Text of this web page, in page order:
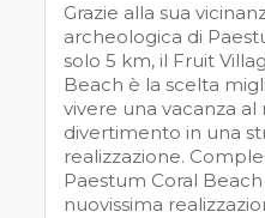
Grazie alla sua
archeologica di
solo 5 km, il Fruit
Beach è la scelta
vivere una vacanza
divertimento in una
realizzazione.
Paestum Coral
nuovissima